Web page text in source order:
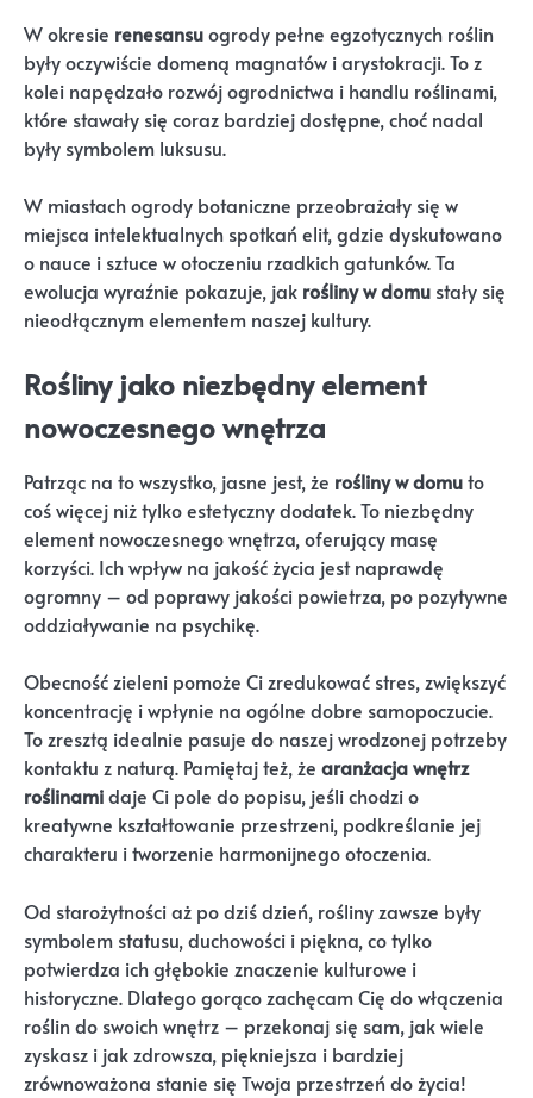
W okresie renesansuogrody pełne egzotycznych roślin
były oczywiście domeną magnatów i arystokracji. To z
kolei napędzało rozwój ogrodnictwa i handlu roślinami,
które stawały się coraz bardziej dostępne, choć nadal
były symbolem luksusu.
W miastach ogrody botaniczne przeobrażały się w
miejsca intelektualnych spotkań elit, gdzie dyskutowano
o nauce i sztuce w otoczeniu rzadkich gatunków. Ta
ewolucja wyraźnie pokazuje, jak rośliny w domu stały się
nieodłącznym elementem naszej kultury.
Rośliny jako niezbędny element
nowoczesnego wnętrza
Patrząc na to wszystko, jasne jest, że rośliny w domuto
coś więcej niż tylko estetyczny dodatek. To niezbędny
element nowoczesnego wnętrza, oferujący masę
korzyści. Ich wpływ na jakość życia jest naprawdę
ogromny – od poprawy jakości powietrza, po pozytywne
oddziaływanie na psychikę.
Obecność zieleni pomoże Ci zredukować stres, zwiększyć
koncentrację i wpłynie na ogólne dobre samopoczucie.
To zresztą idealnie pasuje do naszej wrodzonej potrzeby
kontaktu z naturą. Pamiętaj też, że aranżacja wnętrz
roślinamidaje Ci pole do popisu, jeśli chodzi o
kreatywne kształtowanie przestrzeni, podkreślanie jej
charakteru i tworzenie harmonijnego otoczenia.
Od starożytności aż po dziś dzień, rośliny zawsze były
symbolem statusu, duchowości i piękna, co tylko
potwierdza ich głębokie znaczenie kulturowe i
historyczne. Dlatego gorąco zachęcam Cię do włączenia
roślin do swoich wnętrz – przekonaj się sam, jak wiele
zyskasz i jak zdrowsza, piękniejsza i bardziej
zrównoważona stanie się Twoja przestrzeń do życia!